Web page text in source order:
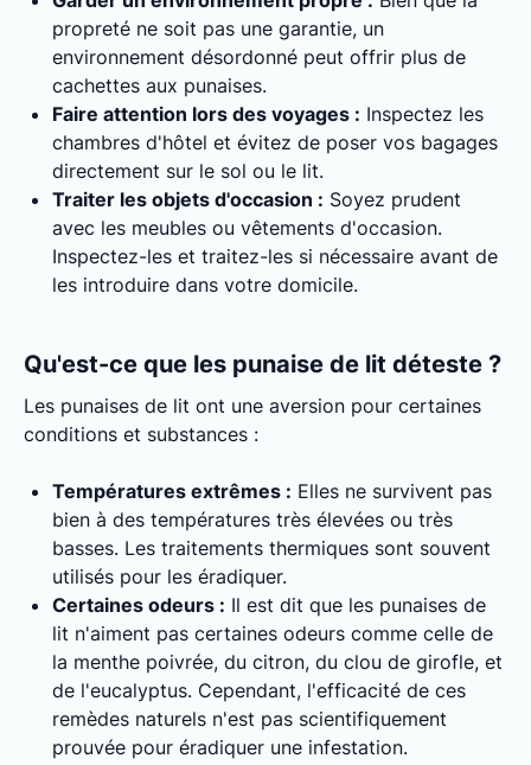
propreté ne soit pas une garantie, un
environnement désordonné peut offrir plus de
cachettes aux punaises.
Faire attention lors des voyages : Inspectez les
chambres d'hôtel et évitez de poser vos bagages
directement sur le sol ou le lit.
Traiter les objets d'occasion : Soyez prudent
avec les meubles ou vêtements d'occasion.
Inspectez-les et traitez-les si nécessaire avant de
les introduire dans votre domicile.
Qu'est-ce que les punaise de lit déteste ?
Les punaises de lit ont une aversion pour certaines
conditions et substances :
Températures extrêmes : Elles ne survivent pas
bien à des températures très élevées ou très
basses. Les traitements thermiques sont souvent
utilisés pour les éradiquer.
Certaines odeurs : Il est dit que les punaises de
lit n'aiment pas certaines odeurs comme celle de
la menthe poivrée, du citron, du clou de girofle, et
de l'eucalyptus. Cependant, l'efficacité de ces
remèdes naturels n'est pas scientifiquement
prouvée pour éradiquer une infestation.